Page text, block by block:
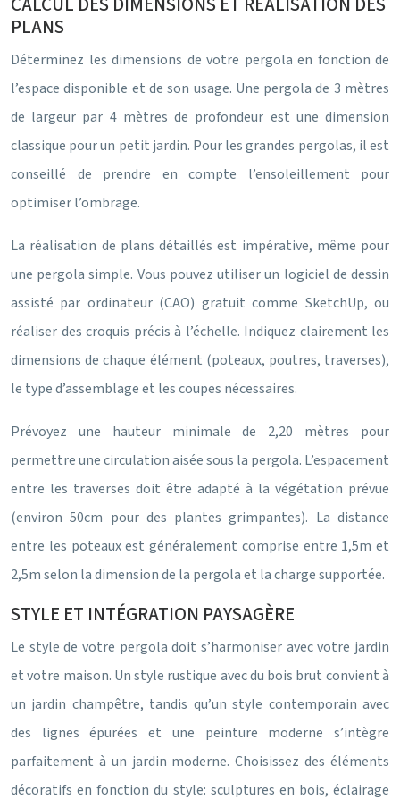
PLANS
Déterminez les dimensions de votre pergola en fonction de
l’espace disponible et de son usage. Une pergola de 3 mètres
de largeur par 4 mètres de profondeur est une dimension
classique pour un petit jardin. Pour les grandes pergolas, il est
conseillé de prendre en compte l’ensoleillement pour
optimiser l’ombrage.
La réalisation de plans détaillés est impérative, même pour
une pergola simple. Vous pouvez utiliser un logiciel de dessin
assisté par ordinateur (CAO) gratuit comme SketchUp, ou
réaliser des croquis précis à l’échelle. Indiquez clairement les
dimensions de chaque élément (poteaux, poutres, traverses),
le type d’assemblage et les coupes nécessaires.
Prévoyez une hauteur minimale de 2,20 mètres pour
permettre une circulation aisée sous la pergola. L’espacement
entre les traverses doit être adapté à la végétation prévue
(environ 50cm pour des plantes grimpantes). La distance
entre les poteaux est généralement comprise entre 1,5m et
2,5m selon la dimension de la pergola et la charge supportée.
STYLE ET INTÉGRATION PAYSAGÈRE
Le style de votre pergola doit s’harmoniser avec votre jardin
et votre maison. Un style rustique avec du bois brut convient à
un jardin champêtre, tandis qu’un style contemporain avec
des lignes épurées et une peinture moderne s’intègre
parfaitement à un jardin moderne. Choisissez des éléments
décoratifs en fonction du style: sculptures en bois, éclairage